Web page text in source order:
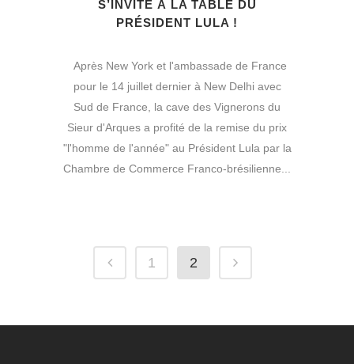
S’INVITE À LA TABLE DU
PRÉSIDENT LULA !
Après New York et l'ambassade de France
pour le 14 juillet dernier à New Delhi avec
Sud de France, la cave des Vignerons du
Sieur d'Arques a profité de la remise du prix
"l'homme de l'année" au Président Lula par la
Chambre de Commerce Franco-brésilienne...
1 2